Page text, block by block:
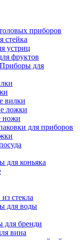
приборов
стейка
устриц
фруктов
Приборы для
вилки
ложки
ножи
для приборов
для коньяка
стекла
для воды
для бренди
вина